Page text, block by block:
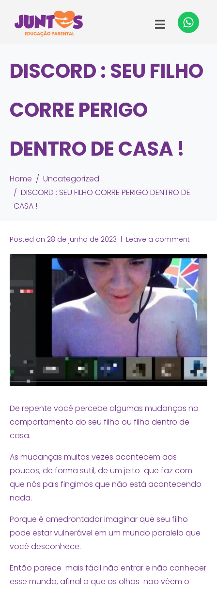
DISCORD : SEU FILHO
CORRE PERIGO
DENTRO DE CASA !
Home
Uncategorized
DISCORD : SEU FILHO CORRE PERIGO DENTRO DE
CASA !
Posted on 28 de junho de 2023 Leave a comment
De repente você percebe algumas mudanças no
comportamento do seu filho ou filha dentro de
casa.
As mudanças muitas vezes acontecem aos
poucos, de forma sutil, de um jeito que faz com
que nós pais fingimos que não está acontecendo
nada.
Porque é amedrontador imaginar que seu filho
pode estar vulnerável em um mundo paralelo que
você desconhece.
Então parece mais fácil não entrar e não conhecer
esse mundo, afinal o que os olhos não vêem o